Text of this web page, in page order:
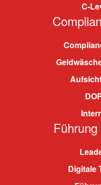
C-
Digitale